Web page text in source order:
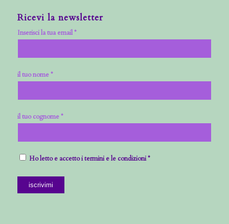
Ricevi la newsletter
Inserisci la tua email *
il tuo nome *
il tuo cognome *
Ho letto e accetto i termini e le condizioni *